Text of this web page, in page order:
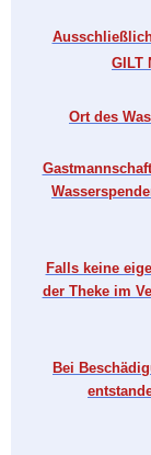
GILT
Ort des
Falls keine
der Theke im
Bei